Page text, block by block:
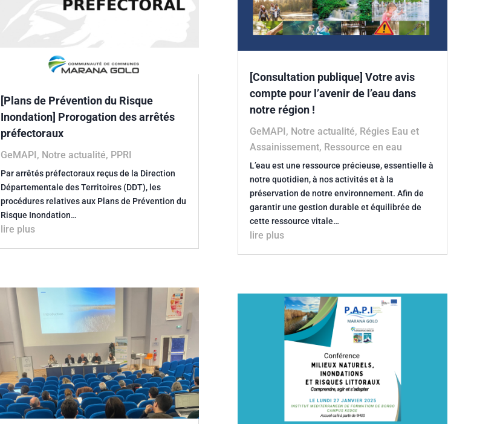
[Plans de Prévention du Risque
Inondation] Prorogation des arrêtés
préfectoraux
GeMAPI, Notre actualité, PPRI
Par arrêtés préfectoraux reçus de la Direction
Départementale des Territoires (DDT), les
procédures relatives aux Plans de Prévention du
Risque Inondation…
lire plus
[Consultation publique] Votre avis
compte pour l’avenir de l’eau dans
notre région !
GeMAPI, Notre actualité, Régies Eau et
Assainissement, Ressource en eau
L’eau est une ressource précieuse, essentielle à
notre quotidien, à nos activités et à la
préservation de notre environnement. Afin de
garantir une gestion durable et équilibrée de
cette ressource vitale…
lire plus